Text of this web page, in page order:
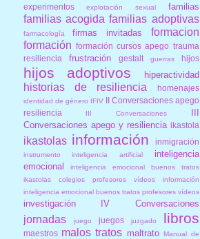
experimentos explotación sexual familias
familias acogida familias adoptivas
farmacología firmas invitadas
formacion
formación formación cursos apego trauma
resiliencia
frustración gestalt guerras hijos
hijos adoptivos hiperactividad
historias de resiliencia homenajes
identidad de género IFIV II Conversaciones apego
resiliencia
III Conversaciones
III
Conversaciones apego y resiliencia ikastola
ikastolas información inmigración
instrumento inteligencia artificial
inteligencia
emocional
inteligencia emocional buenos tratos
ikastolas colegios profesores vídeos información
inteligencia emocional buenos tratos profesores vídeos
investigación IV Conversaciones
jornadas juego juegos juzgado libros
maestros malos tratos maltrato Manual de